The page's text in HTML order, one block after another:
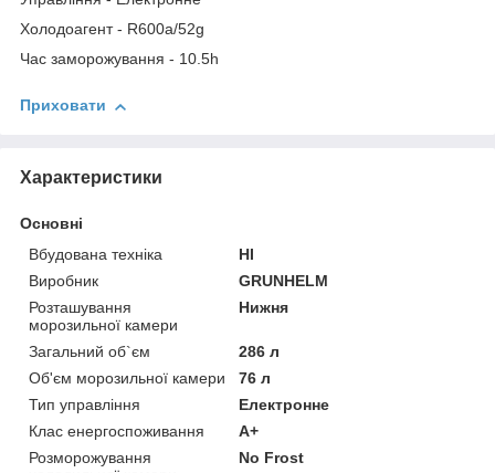
Холодоагент - R600a/52g
Час заморожування - 10.5h
Приховати
Характеристики
Основні
Вбудована техніка
НІ
Виробник
GRUNHELM
Розташування
морозильної камери
Нижня
Загальний об`єм
286 л
Об'єм морозильної камери
76 л
Тип управління
Електронне
Клас енергоспоживання
A+
Розморожування
No Frost